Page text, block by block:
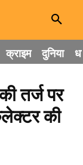
क्राइम दुनिया
तर्ज पर
की